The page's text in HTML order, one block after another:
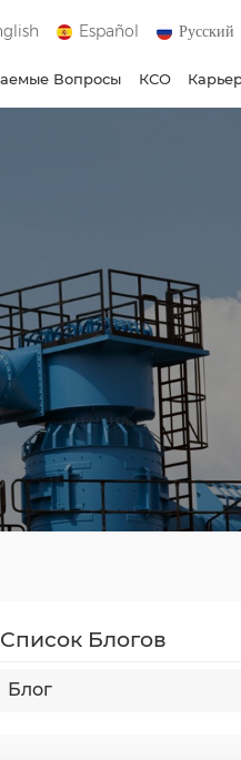
Español Русский
Вопросы КСО
Список Блогов
Блог